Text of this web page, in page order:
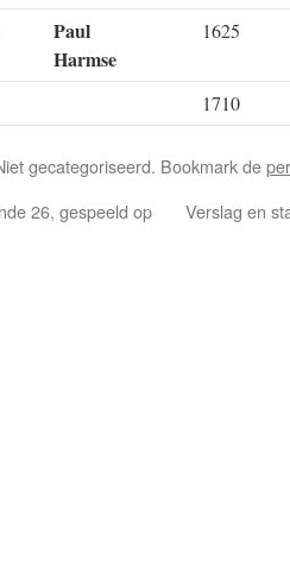
Paul
Harmse
1625
1710
gecategoriseerd. Bookmark de
26, gespeeld op
Verslag en